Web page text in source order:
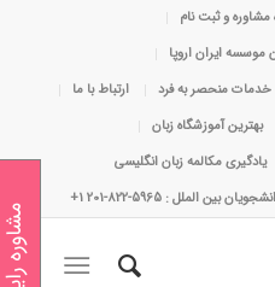
مشاوره و ثبت نام
موسسه ایران اروپا
خدمات منحصر به فرد
ارتباط با ما
بهترین آموزشگاه زبان
یادگیری مکالمه زبان انگلیسی